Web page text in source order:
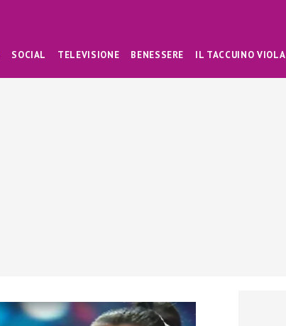
SOCIAL TELEVISIONE BENESSERE IL TACCUINO VIOLA